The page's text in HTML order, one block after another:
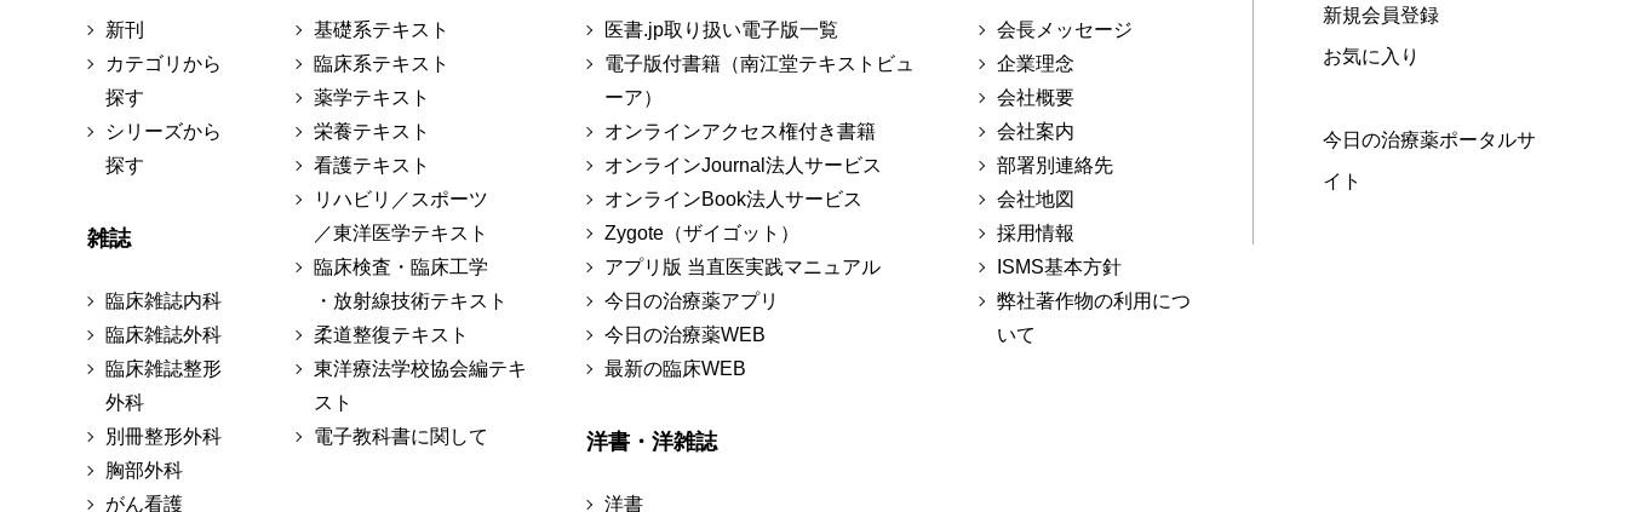
新刊
カテゴリから
探す
シリーズから
探す
雑誌
臨床雑誌内科
臨床雑誌外科
臨床雑誌整形
外科
別冊整形外科
胸部外科
がん看護
基礎系テキスト
臨床系テキスト
薬学テキスト
栄養テキスト
看護テキスト
リハビリ／スポーツ
／東洋医学テキスト
臨床検査・臨床工学
・放射線技術テキスト
柔道整復テキスト
東洋療法学校協会編テキ
スト
電子教科書に関して
医書.jp取り扱い電子版一覧
電子版付書籍（南江堂テキストビュ
ーア）
オンラインアクセス権付き書籍
オンラインJournal法人サービス
オンラインBook法人サービス
Zygote（ザイゴット）
アプリ版 当直医実践マニュアル
今日の治療薬アプリ
今日の治療薬WEB
最新の臨床WEB
洋書・洋雑誌
洋書
会長メッセージ
企業理念
会社概要
会社案内
部署別連絡先
会社地図
採用情報
ISMS基本方針
弊社著作物の利用につ
いて
新規会員登録
お気に入り
今日の治療薬ポータルサ
イト